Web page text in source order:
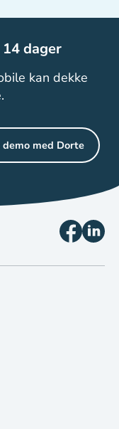
dager
kan dekke
demo med Dorte